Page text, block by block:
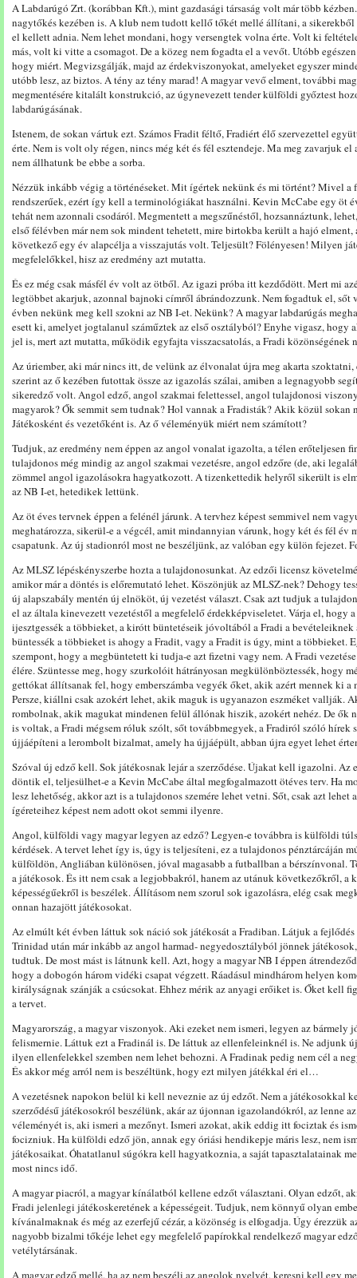
A Labdarúgó Zrt. (korábban Kft.), mint gazdasági társaság volt már több
nagytőkés kezében is. A klub nem tudott kellő tőkét mellé állítani, a
el kellett adnia. Nem lehet mondani, hogy versengtek volna érte. Volt ki
más, volt ki vitte a csomagot. De a közeg nem fogadta el a vevőt. Utóbb
hogy miért. Megvizsgálják, majd az érdekviszonyokat, amelyeket egyszer
utóbb lesz, az biztos. A tény az tény marad! A magyar vevő elment, további
megmentésére kitalált konstrukció, az úgynevezett tender külföldi győztest
labdarúgásának.
Istenem, de sokan vártuk ezt. Számos Fradit féltő, Fradiért élő szervezettel
érte. Nem is volt oly régen, nincs még két és fél esztendeje. Ma meg zavarjuk
nem állhatunk be ebbe a sorba.
Nézzük inkább végig a történéseket. Mit ígértek nekünk és mi történt? Mivel a
rendszerűek, ezért így kell a terminológiákat használni. Kevin McCabe egy öt
tehát nem azonnali csodáról. Megmentett a megszűnéstől, hozsannáztunk,
első félévben már nem sok mindent tehetett, mire birtokba került a hajó elment,
következő egy év alapcélja a visszajutás volt. Teljesült? Fölényesen! Milyen
megfelelőkkel, hisz az eredmény azt mutatta.
És ez még csak másfél év volt az ötből. Az igazi próba itt kezdődött. Mert mi
legtöbbet akarjuk, azonnal bajnoki címről ábrándozzunk. Nem fogadtuk el,
évben nekünk meg kell szokni az NB I-et. Nekünk? A magyar labdarúgás
esett ki, amelyet jogtalanul száműztek az első osztályból? Enyhe vigasz, hogy
jel is, mert azt mutatta, működik egyfajta visszacsatolás, a Fradi közönségének
Az úriember, aki már nincs itt, de velünk az élvonalat újra meg akarta
szerint az ő kezében futottak össze az igazolás szálai, amiben a legnagyobb
sikeredző volt. Angol edző, angol szakmai felettessel, angol tulajdonosi
magyarok? Ők semmit sem tudnak? Hol vannak a Fradisták? Akik közül sokan
Játékosként és vezetőként is. Az ő véleményük miért nem számított?
Tudjuk, az eredmény nem éppen az angol vonalat igazolta, a télen erőteljesen
tulajdonos még mindig az angol szakmai vezetésre, angol edzőre (de, aki
zömmel angol igazolásokra hagyatkozott. A tizenkettedik helyről sikerült is
az NB I-et, hetedikek lettünk.
Az öt éves tervnek éppen a felénél járunk. A tervhez képest semmivel nem
meghatározza, sikerül-e a végcél, amit mindannyian várunk, hogy két és fél év
csapatunk. Az új stadionról most ne beszéljünk, az valóban egy külön fejezet.
Az MLSZ lépéskényszerbe hozta a tulajdonosunkat. Az edzői licensz
amikor már a döntés is előremutató lehet. Köszönjük az MLSZ-nek? Dehogy
új alapszabály mentén új elnököt, új vezetést választ. Csak azt tudjuk a
el az általa kinevezett vezetéstől a megfelelő érdekképviseletet. Várja el, hogy
ijesztgessék a többieket, a kirótt büntetéseik jóvoltából a Fradi a
büntessék a többieket is ahogy a Fradit, vagy a Fradit is úgy, mint a többieket.
szempont, hogy a megbüntetett ki tudja-e azt fizetni vagy nem. A Fradi
élére. Szüntesse meg, hogy szurkolóit hátrányosan megkülönböztessék, hogy
gettókat állítsanak fel, hogy emberszámba vegyék őket, akik azért mennek ki a
Persze, kiállni csak azokért lehet, akik maguk is ugyanazon eszméket vallják.
rombolnak, akik magukat mindenen felül állónak hiszik, azokért nehéz. De ők
is voltak, a Fradi mégsem róluk szólt, sőt továbbmegyek, a Fradiról szóló hírek
újjáépíteni a lerombolt bizalmat, amely ha újjáépült, abban újra egyet lehet
Szóval új edző kell. Sok játékosnak lejár a szerződése. Újakat kell igazolni. Az
döntik el, teljesülhet-e a Kevin McCabe által megfogalmazott ötéves terv. Ha
lesz lehetőség, akkor azt is a tulajdonos szemére lehet vetni. Sőt, csak azt lehet
ígéreteihez képest nem adott okot semmi ilyenre.
Angol, külföldi vagy magyar legyen az edző? Legyen-e továbbra is külföldi
kérdések. A tervet lehet így is, úgy is teljesíteni, ez a tulajdonos pénztárcáján
külföldön, Angliában különösen, jóval magasabb a futballban a bérszínvonal.
a játékosok. És itt nem csak a legjobbakról, hanem az utánuk következőkről, a
képességűekről is beszélek. Állításom nem szorul sok igazolásra, elég csak
onnan hazajött játékosokat.
Az elmúlt két évben láttuk sok náció sok játékosát a Fradiban. Látjuk a
Trinidad után már inkább az angol harmad- negyedosztályból jönnek
tudtuk. De most mást is látnunk kell. Azt, hogy a magyar NB I éppen
hogy a dobogón három vidéki csapat végzett. Ráadásul mindhárom helyen
királyságnak szánják a csúcsokat. Ehhez mérik az anyagi erőiket is. Őket kell
a tervet.
Magyarország, a magyar viszonyok. Aki ezeket nem ismeri, legyen az bármely
felismernie. Láttuk ezt a Fradinál is. De láttuk az ellenfeleinknél is. Ne adjunk
ilyen ellenfelekkel szemben nem lehet behozni. A Fradinak pedig nem cél a
És akkor még arról nem is beszéltünk, hogy ezt milyen játékkal éri el…
A vezetésnek napokon belül ki kell neveznie az új edzőt. Nem a játékosokkal
szerződésű játékosokról beszélünk, akár az újonnan igazolandókról, az lenne
véleményét is, aki ismeri a mezőnyt. Ismeri azokat, akik eddig itt fociztak és
focizniuk. Ha külföldi edző jön, annak egy óriási hendikepje máris lesz, nem
játékosaikat. Óhatatlanul súgókra kell hagyatkoznia, a saját tapasztalatainak
most nincs idő.
A magyar piacról, a magyar kínálatból kellene edzőt választani. Olyan edzőt,
Fradi jelenlegi játékoskeretének a képességeit. Tudjuk, nem könnyű olyan
kívánalmaknak és még az ezerfejű cézár, a közönség is elfogadja. Úgy érezzük
nagyobb bizalmi tőkéje lehet egy megfelelő papírokkal rendelkező magyar
vetélytársának.
A magyar edző mellé, ha az nem beszéli az angolok nyelvét, keresni kell egy